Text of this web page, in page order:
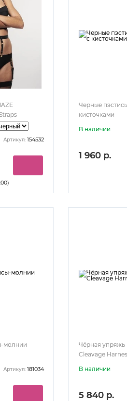
Артикул: 154532
Черные
кисточками
В наличии
1 960 р.
молнии
Артикул: 181034
Чёрная упряжь
Cleavage
В наличии
5 840 р.